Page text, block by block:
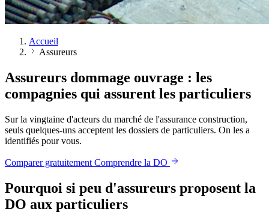
Accueil
Assureurs
Assureurs dommage ouvrage : les
compagnies qui assurent les particuliers
Sur la vingtaine d'acteurs du marché de l'assurance construction,
seuls quelques-uns acceptent les dossiers de particuliers. On les a
identifiés pour vous.
Comparer gratuitement Comprendre la DO
Pourquoi si peu d'assureurs proposent la
DO aux particuliers